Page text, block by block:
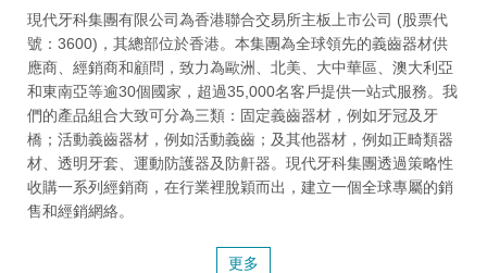
現代牙科集團有限公司為香港聯合交易所主板上市公司 (股票代
號：3600)，其總部位於香港。本集團為全球領先的義齒器材供
應商、經銷商和顧問，致力為歐洲、北美、大中華區、澳大利亞
和東南亞等逾30個國家，超過35,000名客戶提供一站式服務。我
們的產品組合大致可分為三類：固定義齒器材，例如牙冠及牙
橋；活動義齒器材，例如活動義齒；及其他器材，例如正畸類器
材、透明牙套、運動防護器及防鼾器。現代牙科集團透過策略性
收購一系列經銷商，在行業裡脫穎而出，建立一個全球專屬的銷
售和經銷網絡。
更多